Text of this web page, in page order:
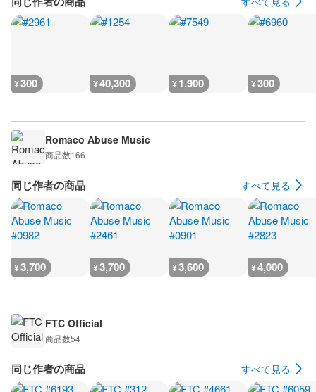
¥300 ¥40,300 ¥1,900 ¥300
Romaco Abuse Music
商品数166
同じ作者の商品 すべて見る
¥3,700 ¥3,700 ¥3,600 ¥4,000
FTC Official
商品数54
同じ作者の商品 すべて見る